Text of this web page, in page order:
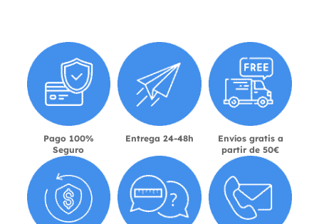
Pago 100%
Seguro
Entrega 24-48h
Envíos gratis a
partir de 50€